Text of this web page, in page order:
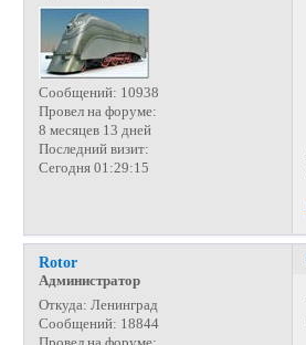
Сообщений: 10938
Провел на форуме:
8 месяцев 13 дней
Последний визит:
Сегодня 01:29:15
Rotor
Администратор
Откуда: Ленинград
Сообщений: 18844